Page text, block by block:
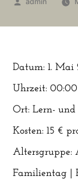
Datum: 1. Mai
Uhrzeit:
Ort: Lern-
Kosten: 15 €
Altersgruppe:
Familientag |